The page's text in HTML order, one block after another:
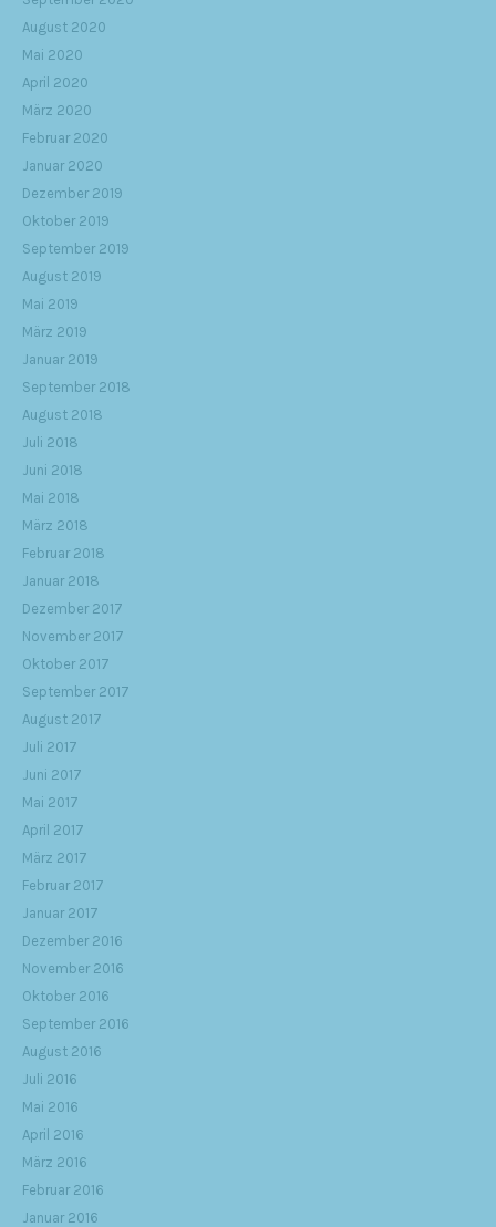
August 2020
Mai 2020
April 2020
März 2020
Februar 2020
Januar 2020
Dezember 2019
Oktober 2019
September 2019
August 2019
Mai 2019
März 2019
Januar 2019
September 2018
August 2018
Juli 2018
Juni 2018
Mai 2018
März 2018
Februar 2018
Januar 2018
Dezember 2017
November 2017
Oktober 2017
September 2017
August 2017
Juli 2017
Juni 2017
Mai 2017
April 2017
März 2017
Februar 2017
Januar 2017
Dezember 2016
November 2016
Oktober 2016
September 2016
August 2016
Juli 2016
Mai 2016
April 2016
März 2016
Februar 2016
Januar 2016